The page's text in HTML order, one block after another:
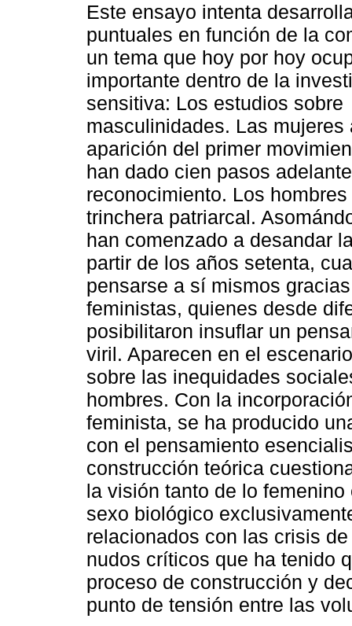
Este ensayo intenta
puntuales en función de la
un tema que hoy por hoy
importante dentro de la
sensitiva: Los estudios sobre
masculinidades. Las mujeres
aparición del primer
han dado cien pasos
reconocimiento. Los
trinchera patriarcal.
han comenzado a desandar
partir de los años setenta,
pensarse a sí mismos
feministas, quienes desde
posibilitaron insuflar un
viril. Aparecen en el
sobre las inequidades
hombres. Con la
feminista, se ha producido
con el pensamiento
construcción teórica
la visión tanto de lo
sexo biológico
relacionados con las crisis
nudos críticos que ha tenido
proceso de construcción y
punto de tensión entre las